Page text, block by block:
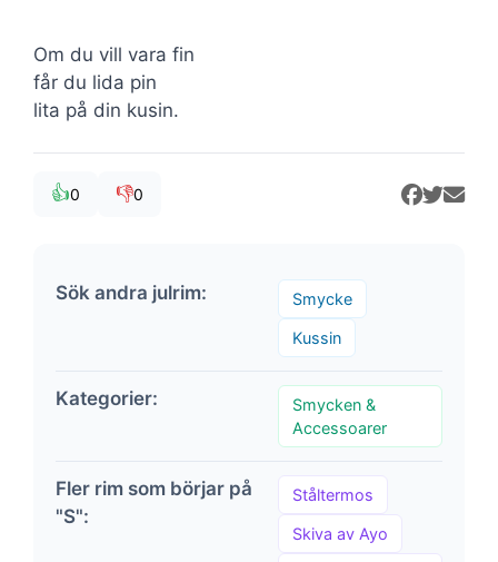
Om du vill vara fin
får du lida pin
lita på din kusin.
👍0 👎0
Sök andra julrim: Smycke
Kussin
Kategorier:
Smycken &
Accessoarer
Fler rim som börjar på
"S":
Ståltermos
Skiva av Ayo